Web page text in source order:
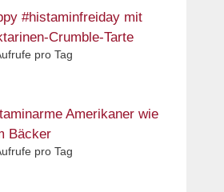
#histaminfreiday mit
Crumble-Tarte
pro Tag
Amerikaner wie
Bäcker
pro Tag